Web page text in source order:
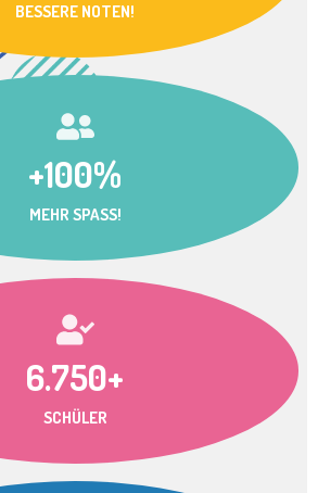
BESSERE NOTEN!
+100%
MEHR SPASS!
6.750+
SCHÜLER